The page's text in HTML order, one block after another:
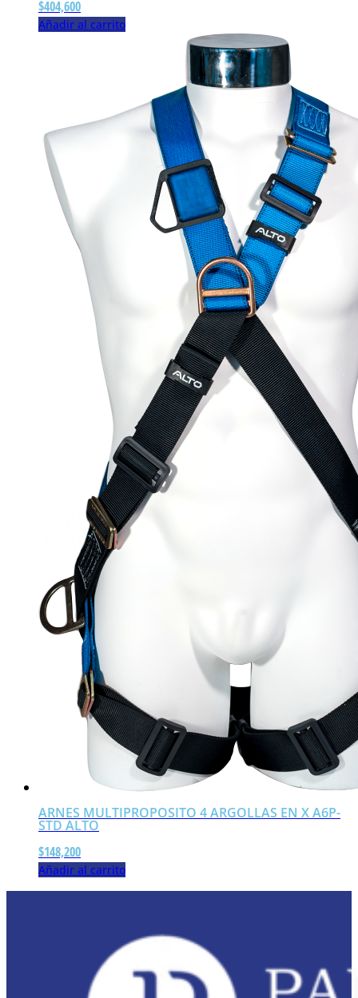
$404,600
Añadir al carrito
ARNES MULTIPROPOSITO 4 ARGOLLAS EN X A6P-
STD ALTO
$148,200
Añadir al carrito